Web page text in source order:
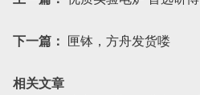
下一篇： 匣钵，方舟发货喽
相关文章